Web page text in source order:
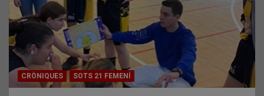
CRÒNIQUES SOTS 21 FEMENÍ